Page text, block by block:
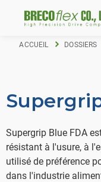
ACCUEIL DOSSIERS
Supergrip Blue FDA
résistant à l'usure, à
utilisé de préférence
dans l'industrie